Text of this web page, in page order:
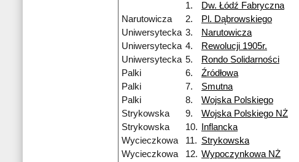
1.
Dw. Łódź Fabryczna
Narutowicza
2. Pl. Dąbrowskiego
Uniwersytecka 3. Narutowicza
Uniwersytecka 4. Rewolucji 1905r.
Uniwersytecka 5. Rondo Solidarności
Palki
6. Źródłowa
Palki
7. Smutna
Palki
8. Wojska Polskiego
Strykowska
9. Wojska Polskiego NŻ
Strykowska
10. Inflancka
Wycieczkowa
11. Strykowska
Wycieczkowa
12. Wypoczynkowa NŻ